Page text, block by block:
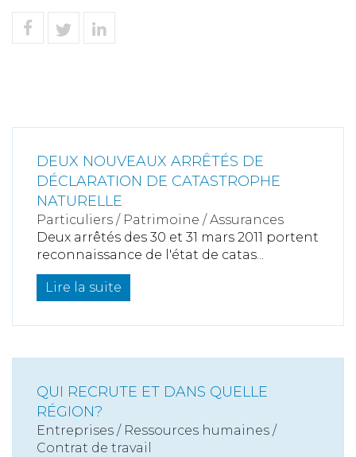
DEUX NOUVEAUX ARRÊTÉS DE
DÉCLARATION DE CATASTROPHE
NATURELLE
Particuliers / Patrimoine /Assurances
Deux arrêtés des 30 et 31 mars 2011 portent
reconnaissance de l'état de catas...
Lire la suite
QUI RECRUTE ET DANS QUELLE
RÉGION?
Entreprises / Ressources humaines /
Contrat de travail